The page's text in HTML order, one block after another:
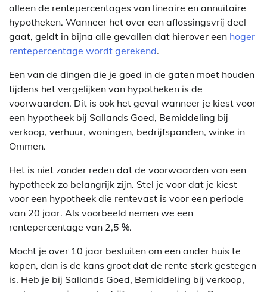
alleen de rentepercentages van lineaire en annuïtaire
hypotheken. Wanneer het over een aflossingsvrij deel
gaat, geldt in bijna alle gevallen dat hierover een hoger
rentepercentage wordt gerekend.
Een van de dingen die je goed in de gaten moet houden
tijdens het vergelijken van hypotheken is de
voorwaarden. Dit is ook het geval wanneer je kiest voor
een hypotheek bij Sallands Goed, Bemiddeling bij
verkoop, verhuur, woningen, bedrijfspanden, winke in
Ommen.
Het is niet zonder reden dat de voorwaarden van een
hypotheek zo belangrijk zijn. Stel je voor dat je kiest
voor een hypotheek die rentevast is voor een periode
van 20 jaar. Als voorbeeld nemen we een
rentepercentage van 2,5 %.
Mocht je over 10 jaar besluiten om een ander huis te
kopen, dan is de kans groot dat de rente sterk gestegen
is. Heb je bij Sallands Goed, Bemiddeling bij verkoop,